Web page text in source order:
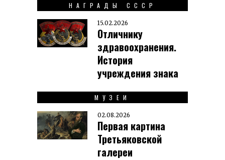
НАГРАДЫ СССР
15.02.2026
Отличнику
здравоохранения.
История
учреждения знака
МУЗЕИ
02.08.2026
Первая картина
Третьяковской
галереи